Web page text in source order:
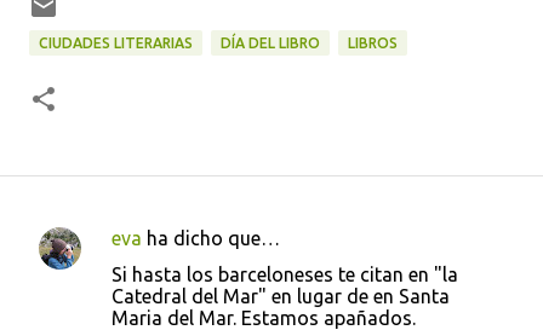
CIUDADES LITERARIAS DÍA DEL LIBRO LIBROS
C
eva ha dicho que…
Si hasta los barceloneses te citan en "la
Catedral del Mar" en lugar de en Santa
Maria del Mar. Estamos apañados.